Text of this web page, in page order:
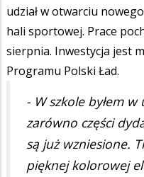
udział w otwarciu
hali sportowej. Prace
sierpnia. Inwestycja jest
Programu Polski Ład.
- W szkole byłem
zarówno części
są już wzniesione.
pięknej kolorowej